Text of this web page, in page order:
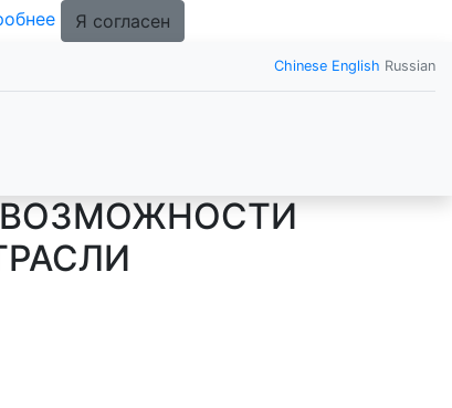
Я согласен
Chinese English Russian
ВОЗМОЖНОСТИ